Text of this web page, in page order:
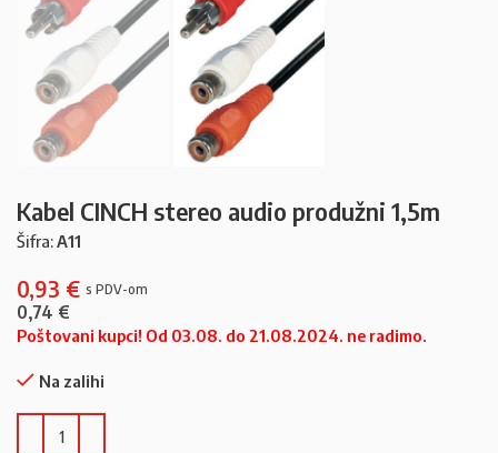
Kabel CINCH stereo audio produžni 1,5m
Šifra:A11
0,93 €
0,74 €
Poštovani kupci! Od 03.08. do 21.08.2024. ne radimo.
Na zalihi